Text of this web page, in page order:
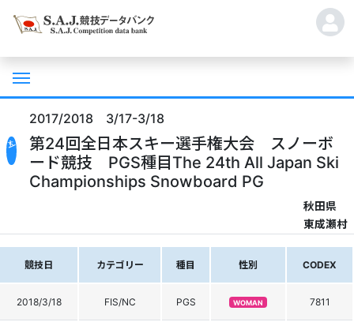
2017/2018 3/17-3/18
第24回全日本スキー選手権大会 スノーボ
ード競技 PGS種目The 24th All Japan Ski
Championships Snowboard PG
秋田県
東成瀬村
競技日 カテゴリー 種目 性別 CODEX
2018/3/18 FIS/NC PGS WOMAN 7811